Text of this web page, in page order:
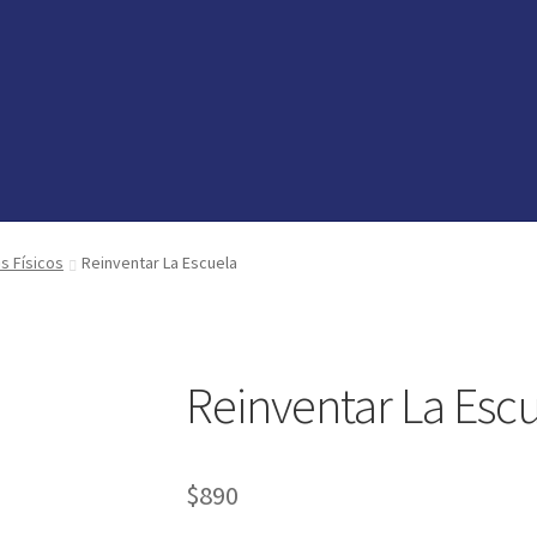
Físicos Reinventar La Escuela
Reinventar La
$890